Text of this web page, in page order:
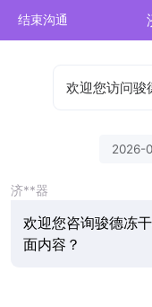
结束沟通
欢迎您访问骏
2026-
济**器
欢迎您咨询骏德冻
面内容？